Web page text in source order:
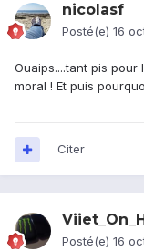
nicolasf
Posté(e) 16
Ouaips....tant pis
moral ! Et puis
Citer
Posté(e) 16